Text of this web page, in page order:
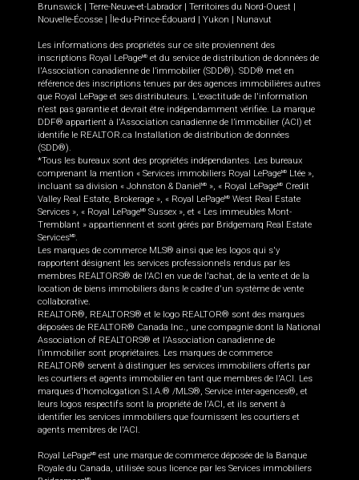
Brunswick
Terre-Neuve-et-Labrador Territoires du Nord-Ouest
Nouvelle-Écosse
Île-du-Prince-Édouard Yukon Nunavut
Les informations des propriétés sur ce site proviennent des
inscriptions Royal LePageMD et du service de distribution de données de
l'Association canadienne de l’immobilier (SDD®). SDD® met en
référence des inscriptions tenues par des agences immobilières autres
que Royal LePage et ses distributeurs. L'exactitude de l'information
n'est pas garantie et devrait être indépendamment vérifiée. La marque
DDF® appartient à l'Association canadienne de l’immobilier (ACI) et
identifie le REALTOR.ca Installation de distribution de données
(SDD®).
*Tous les bureaux sont des propriétés indépendantes. Les bureaux
comprenant la mention « Services immobiliers Royal LePageMD
Ltée »,
incluant sa division « Johnston & Daniel MD », « Royal LePageMD
Credit
Valley Real Estate, Brokerage », « Royal LePageMD West Real Estate
Services », « Royal LePageMD Sussex », et « Les immeubles Mont-
Tremblant » appartiennent et sont gérés par Bridgemarq Real Estate
ServicesMD.
Les marques de commerce MLS® ainsi que les logos qui s'y
rapportent désignent les services professionnels rendus par les
membres REALTORS® de l'ACI en vue de l'achat, de la vente et de la
location de biens immobiliers dans le cadre d'un système de vente
collaborative.
REALTOR®, REALTORS® et le logo REALTOR® sont des marques
déposées de REALTOR® Canada Inc., une compagnie dont la National
Association of REALTORS® et l'Association canadienne de
l’immobilier sont propriétaires. Les marques de commerce
REALTOR® servent à distinguer les services immobiliers offerts par
les courtiers et agents immobilier en tant que membres de l'ACI. Les
marques d'homologation S.I.A.® /MLS®, Service inter-agences®, et
leurs logos respectifs sont la propriété de l'ACI, et ils servent à
identifier les services immobiliers que fournissent les courtiers et
agents membres de l'ACI.
Royal LePageMD est une marque de commerce déposée de la Banque
Royale du Canada, utilisée sous licence par les Services immobiliers
MD